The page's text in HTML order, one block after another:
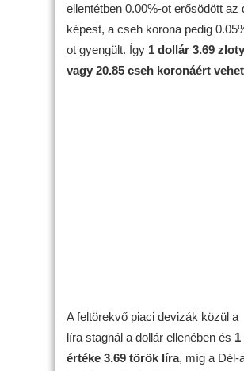
ellentétben 0.00%-ot erősödött az
képest, a cseh korona pedig
ot gyengült. Így 1 dollár 3.69
vagy 20.85 cseh koronáért
A feltörekvő piaci devizák közül a
líra stagnál a dollár ellenében és 1
értéke 3.69 török líra, míg a Dél-